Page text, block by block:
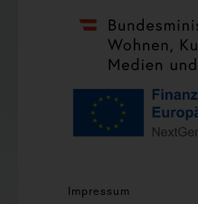
Impressum